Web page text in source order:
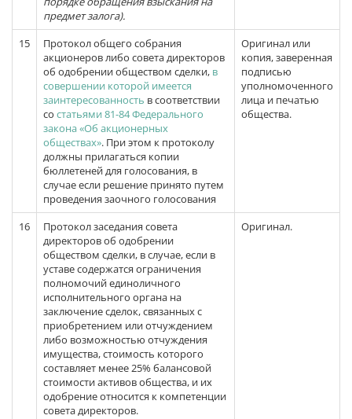
предмет залога).
15
Протокол общего собрания
акционеров либо совета директоров
об одобрении обществом сделки, в
совершении которой имеется
заинтересованность в соответствии
со статьями 81-84 Федерального
закона «Об акционерных
обществах». При этом к протоколу
должны прилагаться копии
бюллетеней для голосования, в
случае если решение принято путем
проведения заочного голосования
Оригинал или
копия, заверенная
подписью
уполномоченного
лица и печатью
общества.
16
Протокол заседания совета
директоров об одобрении
обществом сделки, в случае, если в
уставе содержатся ограничения
полномочий единоличного
исполнительного органа на
заключение сделок, связанных с
приобретением или отчуждением
либо возможностью отчуждения
имущества, стоимость которого
составляет менее 25% балансовой
стоимости активов общества, и их
одобрение относится к компетенции
совета директоров.
Оригинал.